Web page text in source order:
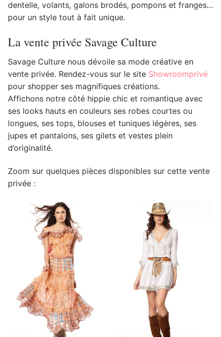
dentelle, volants, galons brodés, pompons et franges…
pour un style tout à fait unique.
La vente privée Savage Culture
Savage Culture nous dévoile sa mode créative en
vente privée. Rendez-vous sur le site Showroomprivé
pour shopper ses magnifiques créations.
Affichons notre côté hippie chic et romantique avec
ses looks hauts en couleurs ses robes courtes ou
longues, ses tops, blouses et tuniques légères, ses
jupes et pantalons, ses gilets et vestes plein
d’originalité.
Zoom sur quelques pièces disponibles sur cette vente
privée :